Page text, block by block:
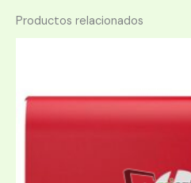
Productos relacionados